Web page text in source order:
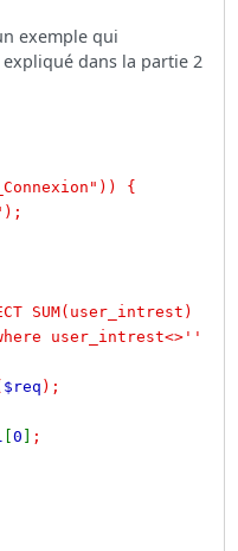
exemple qui
dans la partie 2
{
SUM(user_intrest)
user_intrest<>''
$req );
[0 ;